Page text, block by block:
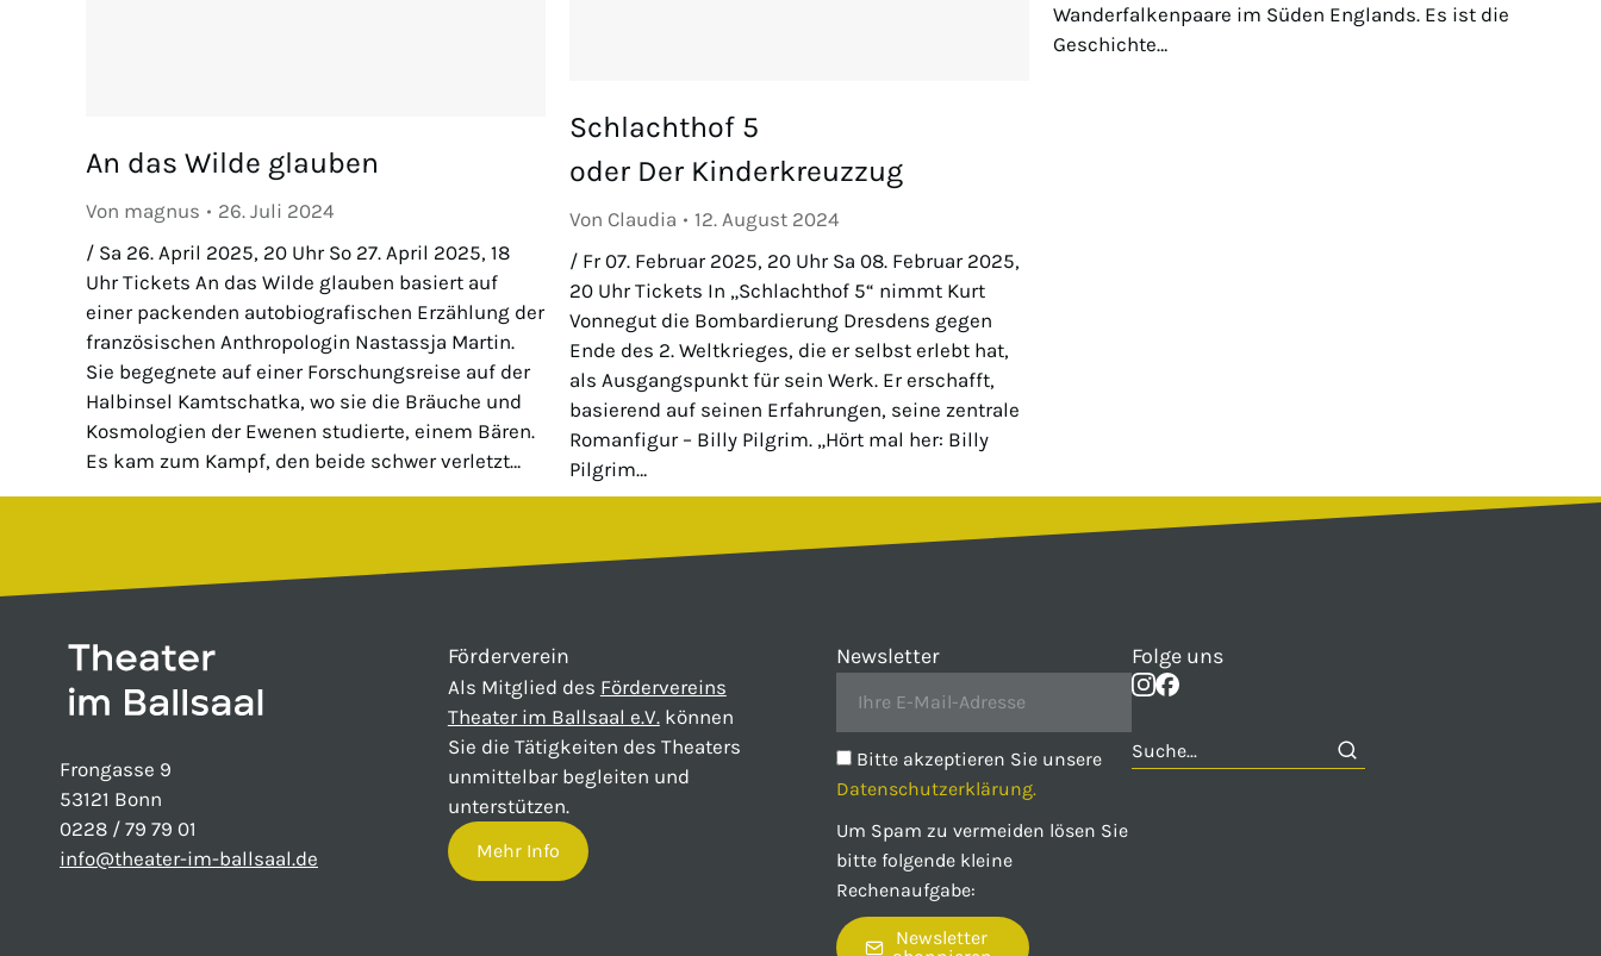
Wanderfalkenpaare im Süden Englands. Es ist die
Geschichte…
Schlachthof 5
oder Der Kinderkreuzzug
Von Claudia
12. August 2024
/ Fr 07. Februar 2025, 20 Uhr Sa 08. Februar 2025,
20 Uhr Tickets In „Schlachthof 5“ nimmt Kurt
Vonnegut die Bombardierung Dresdens gegen
Ende des 2. Weltkrieges, die er selbst erlebt hat,
als Ausgangspunkt für sein Werk. Er erschafft,
basierend auf seinen Erfahrungen, seine zentrale
Romanfigur – Billy Pilgrim. „Hört mal her: Billy
Pilgrim…
An das Wilde glauben
Von magnus
26. Juli 2024
/ Sa 26. April 2025, 20 Uhr So 27. April 2025, 18
Uhr Tickets An das Wilde glauben basiert auf
einer packenden autobiografischen Erzählung der
französischen Anthropologin Nastassja Martin.
Sie begegnete auf einer Forschungsreise auf der
Halbinsel Kamtschatka, wo sie die Bräuche und
Kosmologien der Ewenen studierte, einem Bären.
Es kam zum Kampf, den beide schwer verletzt…
Frongasse 9
53121 Bonn
0228 / 79 79 01
info@theater-im-ballsaal.de
Förderverein
Als Mitglied des Fördervereins
Theater im Ballsaal e.V.können
Sie die Tätigkeiten des Theaters
unmittelbar begleiten und
unterstützen.
Mehr Info
Newsletter
Bitte akzeptieren Sie unsere
Datenschutzerklärung.
Um Spam zu vermeiden lösen Sie
bitte folgende kleine
Rechenaufgabe:
Newsletter
Folge uns